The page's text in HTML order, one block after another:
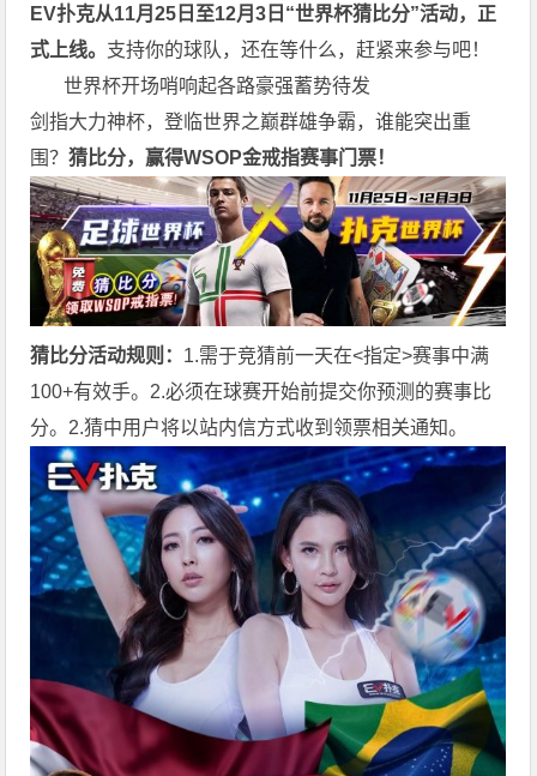
EV扑克从11月25日至12月3日 “世界杯猜比分”活动，正
式上线。 支持你的球队，还在等什么，赶紧来参与吧！
世界杯开场哨响起各路豪强蓄势待发
剑指大力神杯，登临世界之巅群雄争霸，谁能突出重
围？猜比分，赢得WSOP金戒指赛事门票！
猜比分活动规则： 1.需于竞猜前一天在<指定>赛事中满
100+有效手。2.必须在球赛开始前提交你预测的赛事比
分。2.猜中用户将以站内信方式收到领票相关通知。